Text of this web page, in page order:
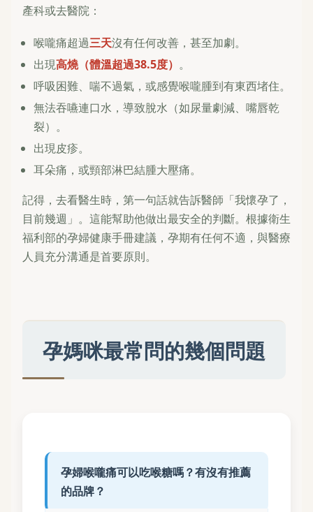
產科或去醫院：
喉嚨痛超過三天沒有任何改善，甚至加劇。
出現高燒（體溫超過38.5度） 。
呼吸困難、喘不過氣，或感覺喉嚨腫到有東西堵住。
無法吞嚥連口水，導致脫水（如尿量劇減、嘴唇乾
裂）。
出現皮疹。
耳朵痛，或頸部淋巴結腫大壓痛。
記得，去看醫生時，第一句話就告訴醫師「我懷孕了，
目前幾週」。這能幫助他做出最安全的判斷。根據衛生
福利部的孕婦健康手冊建議，孕期有任何不適，與醫療
人員充分溝通是首要原則。
孕媽咪最常問的幾個問題
孕婦喉嚨痛可以吃喉糖嗎？有沒有推薦
的品牌？